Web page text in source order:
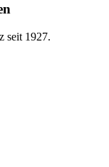
seit 1927.